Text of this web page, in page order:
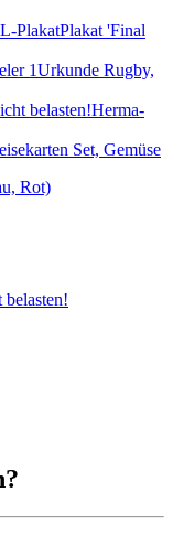
Plakat 'Final
Urkunde Rugby,
Herma-
Set, Gemüse